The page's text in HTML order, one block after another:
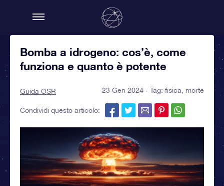
Bomba a idrogeno: cos’è, come
funziona e quanto è potente
Guida OSR 23 Gen 2024 - Tag: fisica morte
Condividi questo articolo: